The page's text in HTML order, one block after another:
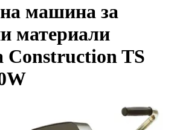
машина за
материали
Construction TS